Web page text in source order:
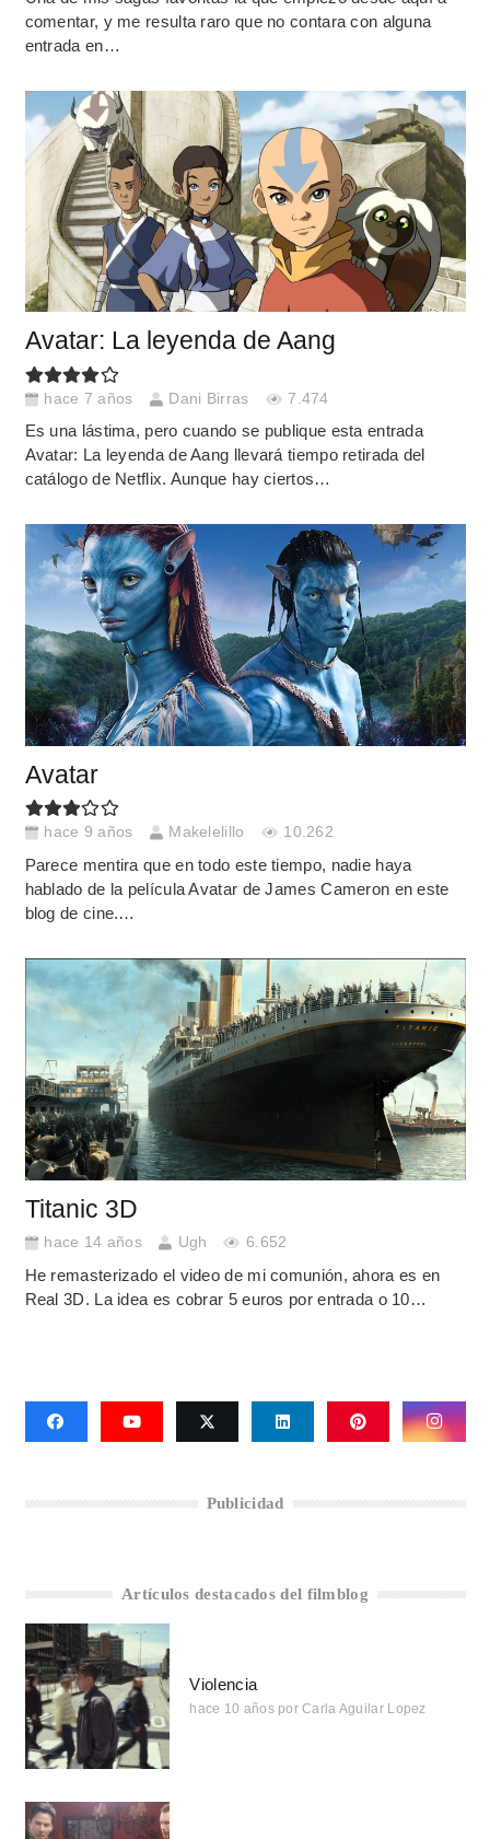
comentar, y me resulta raro que no contara con alguna
entrada en…
Avatar: La leyenda de Aang
hace 7 años Dani Birras 7.474
Es una lástima, pero cuando se publique esta entrada
Avatar: La leyenda de Aang llevará tiempo retirada del
catálogo de Netflix. Aunque hay ciertos…
Avatar
hace 9 años Makelelillo 10.262
Parece mentira que en todo este tiempo, nadie haya
hablado de la película Avatar de James Cameron en este
blog de cine.…
Titanic 3D
hace 14 años Ugh 6.652
He remasterizado el video de mi comunión, ahora es en
Real 3D. La idea es cobrar 5 euros por entrada o 10…
Publicidad
Artículos destacados del filmblog
Violencia
hace 10 años por Carla Aguilar Lopez